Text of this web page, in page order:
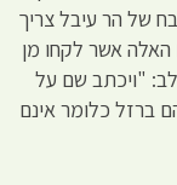
של הר עיבל צריך
אשר לקחו מן
לב: "ויכתב שם על
ברזל כלומר אינם